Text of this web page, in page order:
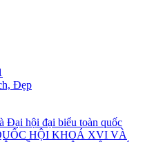
Đẹp
Đại hội đại biểu toàn quốc
HỘI KHOÁ XVI VÀ